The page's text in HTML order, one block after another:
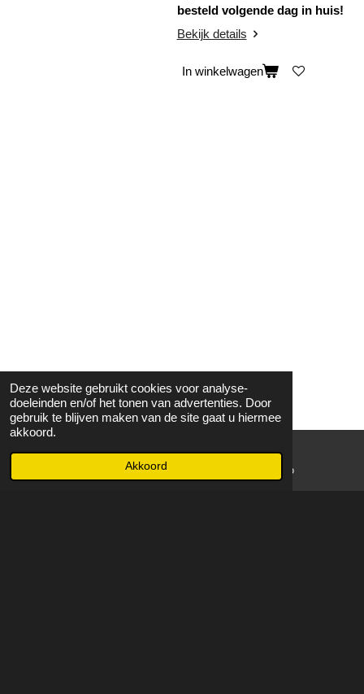
Deze website gebruikt cookies voor analyse-
doeleinden en/of het tonen van advertenties. Door
gebruik te blijven maken van de site gaat u hiermee
akkoord.
Akkoord
besteld volgende dag in huis!
Bekijk details
In winkelwagen
WhatsApp